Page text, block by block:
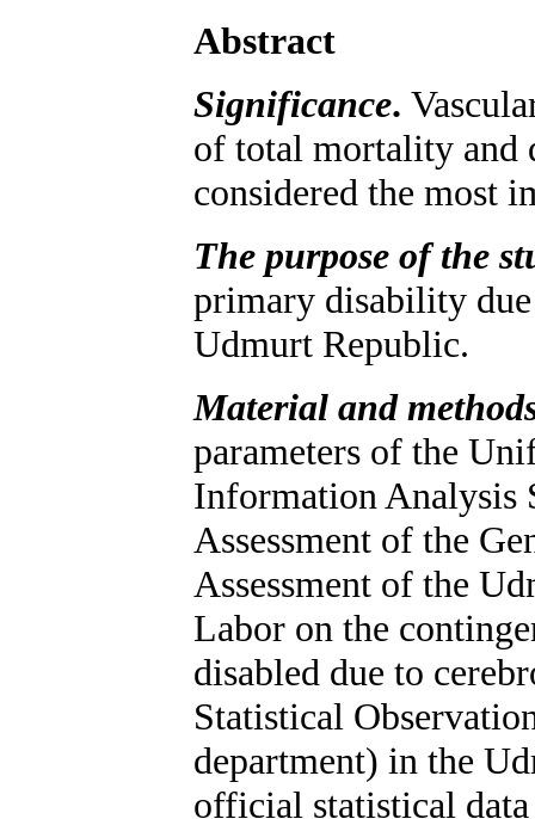
Abstract
Significance.
of total mortality and
considered the most
The purpose of the
primary disability due
Udmurt Republic.
Material and
parameters of the
Information Analysis
Assessment of the
Assessment of the
Labor on the
disabled due to
Statistical
department) in the
official statistical